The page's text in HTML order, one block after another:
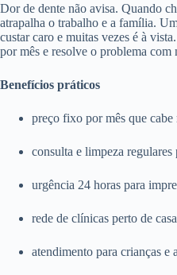
Dor de dente não avisa. Quando
atrapalha o trabalho e a família.
custar caro e muitas vezes é à
por mês e resolve o problema com
Benefícios práticos
preço fixo por mês que cabe
consulta e limpeza
urgência 24 horas para
rede de clínicas perto de
atendimento para crianças e